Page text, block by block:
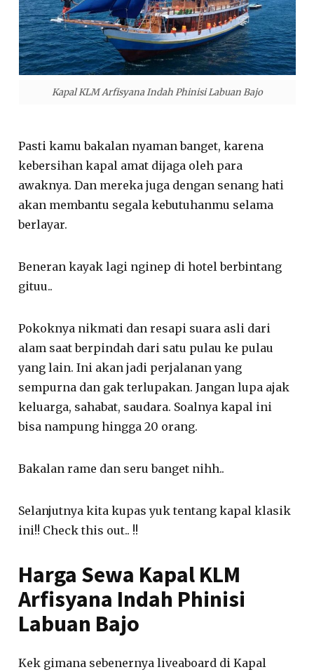
Kapal KLM Arfisyana Indah Phinisi Labuan Bajo
Pasti kamu bakalan nyaman banget, karena
kebersihan kapal amat dijaga oleh para
awaknya. Dan mereka juga dengan senang hati
akan membantu segala kebutuhanmu selama
berlayar.
Beneran kayak lagi nginep di hotel berbintang
gituu..
Pokoknya nikmati dan resapi suara asli dari
alam saat berpindah dari satu pulau ke pulau
yang lain. Ini akan jadi perjalanan yang
sempurna dan gak terlupakan. Jangan lupa ajak
keluarga, sahabat, saudara. Soalnya kapal ini
bisa nampung hingga 20 orang.
Bakalan rame dan seru banget nihh..
Selanjutnya kita kupas yuk tentang kapal klasik
ini!! Check this out.. !!
Harga Sewa Kapal KLM
Arfisyana Indah Phinisi
Labuan Bajo
Kek gimana sebenernya liveaboard di Kapal